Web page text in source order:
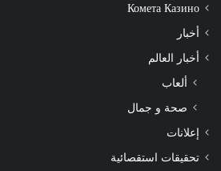
Комета Казино
أخبار
أخبار العالم
ألعاب
صحة و جمال
إعلانات
تحقيقات استقصائية